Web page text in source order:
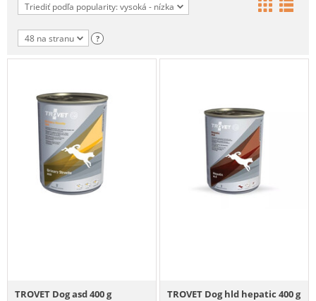
Triediť podľa popularity: vysoká - nízka
48 na stranu ?
TROVET Dog asd 400 g TROVET Dog hld hepatic 400 g